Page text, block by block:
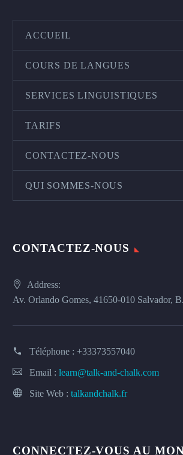
ACCUEIL
COURS DE LANGUES
SERVICES LINGUISTIQUES
TARIFS
CONTACTEZ-NOUS
QUI SOMMES-NOUS
CONTACTEZ-NOUS
Address:
Av. Orlando Gomes, 41650-010 Salvador,
Téléphone : +33373557040
Email : learn@talk-and-chalk.com
Site Web : talkandchalk.fr
CONNECTEZ-VOUS AU